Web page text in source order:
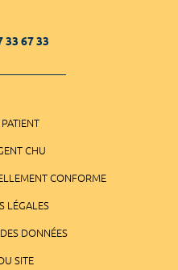
33 67 33
CHU
CONFORME
LÉGALES
DONNÉES
SITE